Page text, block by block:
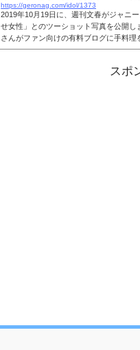
https://geronag.com/idol/1373
2019年10月19日に、週刊文春がジャニ
せ女性」とのツーショット写真を公開
さんがファン向けの有料ブログに手料
理なのでは？」と炎上しました。ネッ
した彼女と「トマト煮事件」の彼女は
スポ